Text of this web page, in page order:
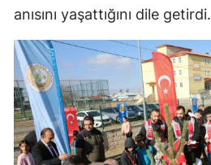
anısını yaşattığını dile getirdi.